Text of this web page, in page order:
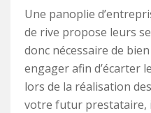
Une panoplie
de rive propose leurs
donc nécessaire de
engager afin d’écarter
lors de la réalisation
votre futur prestataire,